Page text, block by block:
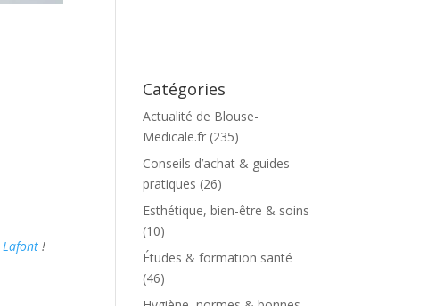
Lafont !
Catégories
Actualité de Blouse-
Medicale.fr (235)
Conseils d’achat & guides
pratiques (26)
Esthétique, bien-être & soins
(10)
Études & formation santé
(46)